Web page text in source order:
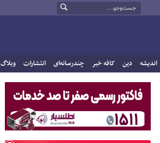
اندیشه دین کافه خبر چندرسانه‌ای انتشارات وبلاگ